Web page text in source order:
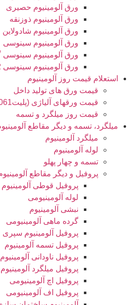
ورق آلومینیوم حصیری
ورق آلومینیوم ذوزنقه
ورق آلومینیوم شادولاین
ورق آلومینیوم سینوسی
ورق آلومینیوم سینوسی
ورق آلومینیوم سینوسی 32
استعلام قیمت روز آلومینیوم
قیمت ورق های تولید داخل
قیمت ورقهای آلیاژی (پلیت6061 –5083)
قیمت روز میلگرد و تسمه
میلگرد، تسمه و دیگر مقاطع
میلگرد آلومینیوم
لوله آلومینیوم
تسمه و چهار پهلو
پروفیل و دیگر مقاطع
پروفیل قوطی آلومینیوم
لوله آلومینیومی
نبشی آلومینیوم
گرده ماهی آلومینیومی
پروفیل آلومینیوم سپری
پروفیل تسمه آلومینیوم
پروفیل ناودانی آلومینیوم
پروفیل میلگرد آلومینیوم
پروفیل اچ آلومینیومی
پروفیل اف آلومینیومی